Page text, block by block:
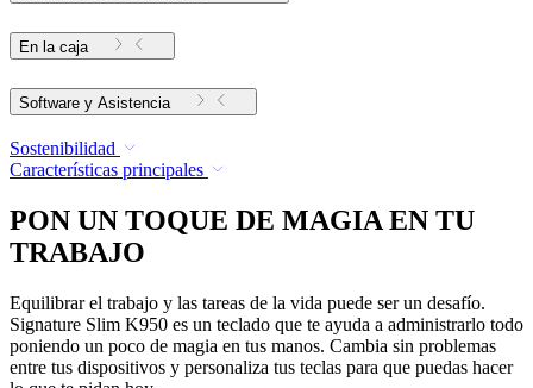
En la caja
Software y Asistencia
Sostenibilidad
Características principales
PON UN TOQUE DE MAGIA EN TU
TRABAJO
Equilibrar el trabajo y las tareas de la vida puede ser un desafío.
Signature Slim K950 es un teclado que te ayuda a administrarlo todo
poniendo un poco de magia en tus manos. Cambia sin problemas
entre tus dispositivos y personaliza tus teclas para que puedas hacer